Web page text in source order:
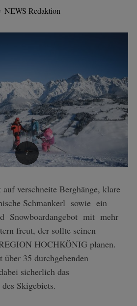
NEWS Redaktion
Schmankerl sowie ein
Snowboardangebot mit mehr
freut, der sollte seinen
HOCHKÖNIG planen.
35 durchgehenden
sicherlich das
Skigebiets.